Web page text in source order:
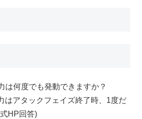
は何度でも発動できますか？
はアタックフェイズ終了時、1度だ
HP回答)